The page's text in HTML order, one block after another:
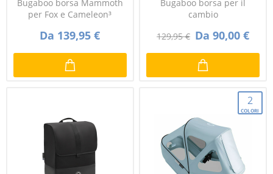
Bugaboo borsa Mammoth
per Fox e Cameleon³
Da 139,95 €
Bugaboo borsa per il
cambio
129,95 € Da 90,00 €
2
COLORI